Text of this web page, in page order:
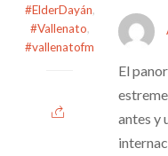
#ElderDayán,
#Vallenato,
#vallenatofm
El
antes y